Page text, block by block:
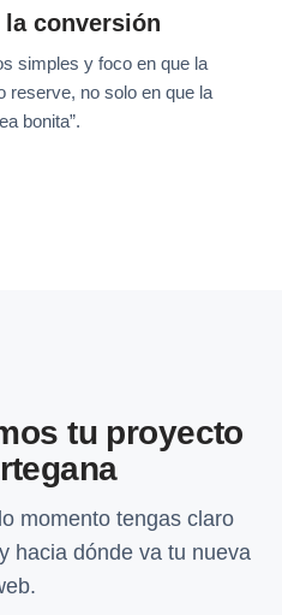
conversión
simples y foco en que la
reserve, no solo en que la
bonita”.
tu proyecto
momento tengas claro
hacia dónde va tu nueva